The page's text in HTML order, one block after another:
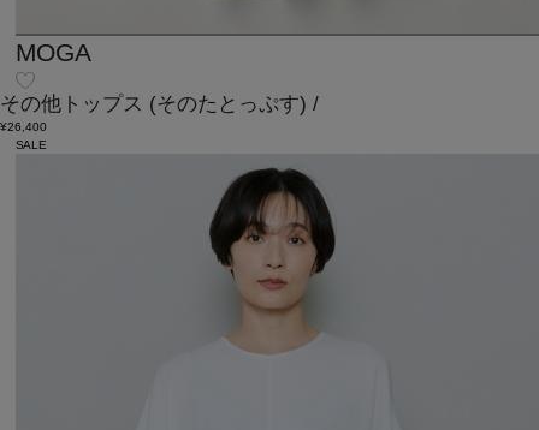
MOGA
その他トップス (そのたとっぷす) /
¥26,400
SALE